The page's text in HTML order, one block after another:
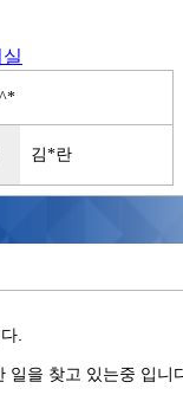
김*란
.
일을 찾고 있는중 입니